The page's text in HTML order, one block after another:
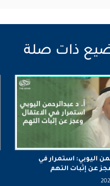
اليوبي: استمرار في
عن إثبات التهم